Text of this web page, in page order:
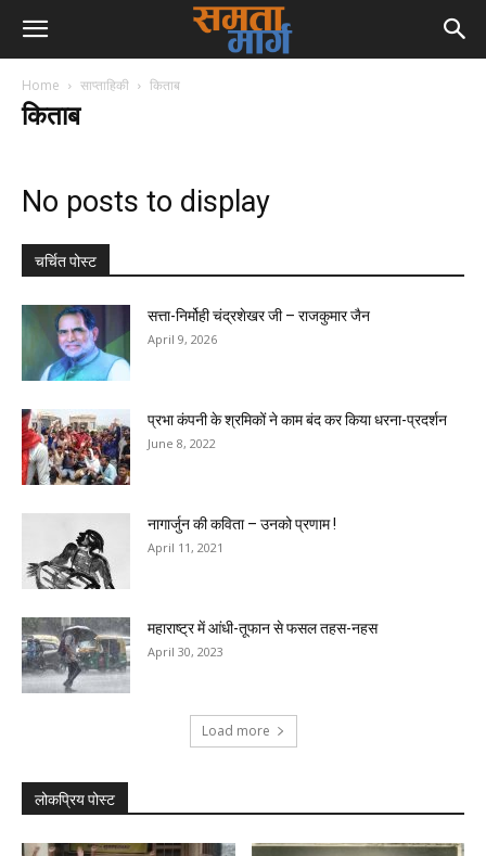
Home साप्ताहिकी किताब
किताब
No posts to display
चर्चित पोस्ट
सत्ता-निर्मोही चंद्रशेखर जी – राजकुमार जैन
April 9, 2026
प्रभा कंपनी के श्रमिकों ने काम बंद कर किया धरना-प्रदर्शन
June 8, 2022
नागार्जुन की कविता – उनको प्रणाम !
April 11, 2021
महाराष्ट्र में आंधी-तूफान से फसल तहस-नहस
April 30, 2023
Load more
लोकप्रिय पोस्ट